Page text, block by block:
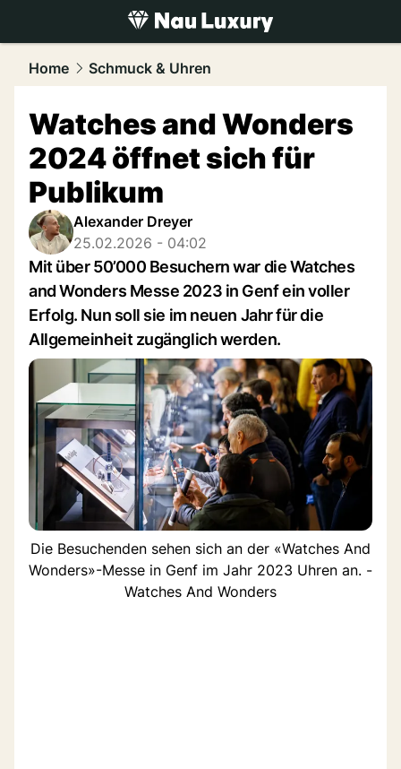
luxury.NAU.ch
Home Schmuck & Uhren
Watches and Wonders
2024 öffnet sich für
Publikum
Alexander Dreyer
25.02.2026 - 04:02
Mit über 50’000 Besuchern war die Watches
and Wonders Messe 2023 in Genf ein voller
Erfolg. Nun soll sie im neuen Jahr für die
Allgemeinheit zugänglich werden.
Die Besuchenden sehen sich an der «Watches And
Wonders»-Messe in Genf im Jahr 2023 Uhren an. -
Watches And Wonders